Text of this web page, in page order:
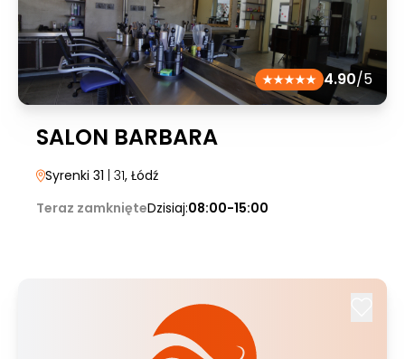
4.90/5
SALON BARBARA
Syrenki 31 | 31, Łódź
Teraz zamknięteDzisiaj:08:00-15:00